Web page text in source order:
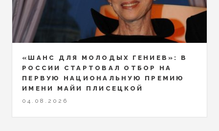
«ШАНС ДЛЯ МОЛОДЫХ ГЕНИЕВ»: В
РОССИИ СТАРТОВАЛ ОТБОР НА
ПЕРВУЮ НАЦИОНАЛЬНУЮ ПРЕМИЮ
ИМЕНИ МАЙИ ПЛИСЕЦКОЙ
04.08.2026